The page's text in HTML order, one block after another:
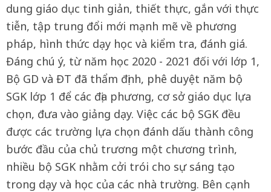
dung giáo dục tinh giản, thiết thực, gắn với thực
tiễn, tập trung đổi mới mạnh mẽ về phương
pháp, hình thức dạy học và kiểm tra, đánh giá.
Đáng chú ý, từ năm học 2020 - 2021 đối với lớp 1,
Bộ GD và ĐT đã thẩm định, phê duyệt năm bộ
SGK lớp 1 để các địa phương, cơ sở giáo dục lựa
chọn, đưa vào giảng dạy. Việc các bộ SGK đều
được các trường lựa chọn đánh dấu thành công
bước đầu của chủ trương một chương trình,
nhiều bộ SGK nhằm cởi trói cho sự sáng tạo
trong dạy và học của các nhà trường. Bên cạnh